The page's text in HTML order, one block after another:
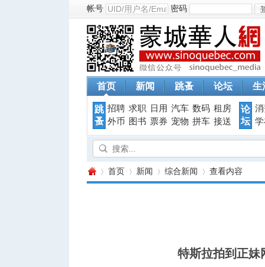
帐号 密码
首页 新闻 跳蚤 论坛 生
跳
蚤
招聘 求职 日用 汽车 数码 租房
外币
图书 票券 宠物 拼车 接送
论
坛
首页 新闻 综合新闻 查看内容
特斯拉拍到正妹